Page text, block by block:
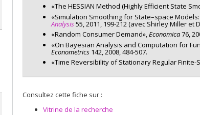
Takashi Kunimoto,Jennifer Hunt,Rohan Dutta,
Sources de financement :FRQSC/Fonds de recherche
Programmes de subvention :PV129894-(RG)
«The HESSIAN Method (Highly Efficient State
«Simulation Smoothing for State–space
Analysis55, 2011, 199-212 (avec Shirley Miller et
«Random Consumer Demand»,Economica76,
«On Bayesian Analysis and Computation for
Econometrics 142, 2008, 484-507.
«Time Reversibility of Stationary Regular Finite-
Consultez cette fiche sur :
Vitrine de la recherche